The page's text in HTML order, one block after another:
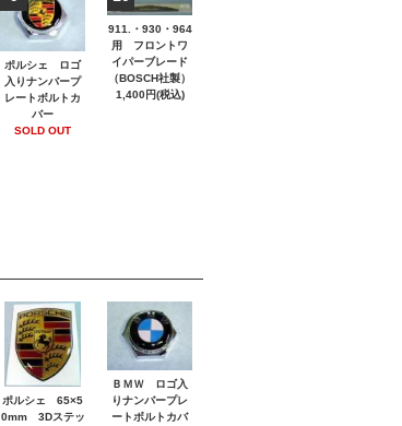
ポルシェ ロゴ
入りナンバープ
レートボルトカ
バー
SOLD OUT
911.・930・964
用 フロントワ
イパーブレード
（BOSCH社製）
1,400円(税込)
ポルシェ 65×5
0mm 3Dステッ
ＢＭＷ ロゴ入
りナンバープレ
ートボルトカバ